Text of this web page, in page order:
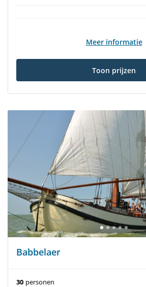
Meer informatie
Toon prijzen
Babbelaer
30 personen